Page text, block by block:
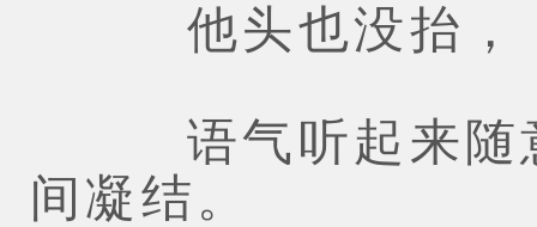
他头也没抬，
语气听起来随意
间凝结。